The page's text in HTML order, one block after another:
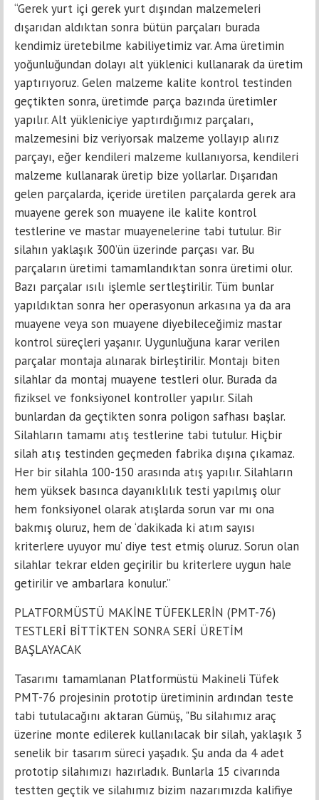
“Gerek yurt içi gerek yurt dışından malzemeleri
dışarıdan aldıktan sonra bütün parçaları burada
kendimiz üretebilme kabiliyetimiz var. Ama üretimin
yoğunluğundan dolayı alt yüklenici kullanarak da üretim
yaptırıyoruz. Gelen malzeme kalite kontrol testinden
geçtikten sonra, üretimde parça bazında üretimler
yapılır. Alt yükleniciye yaptırdığımız parçaları,
malzemesini biz veriyorsak malzeme yollayıp alırız
parçayı, eğer kendileri malzeme kullanıyorsa, kendileri
malzeme kullanarak üretip bize yollarlar. Dışarıdan
gelen parçalarda, içeride üretilen parçalarda gerek ara
muayene gerek son muayene ile kalite kontrol
testlerine ve mastar muayenelerine tabi tutulur. Bir
silahın yaklaşık 300’ün üzerinde parçası var. Bu
parçaların üretimi tamamlandıktan sonra üretimi olur.
Bazı parçalar ısılı işlemle sertleştirilir. Tüm bunlar
yapıldıktan sonra her operasyonun arkasına ya da ara
muayene veya son muayene diyebileceğimiz mastar
kontrol süreçleri yaşanır. Uygunluğuna karar verilen
parçalar montaja alınarak birleştirilir. Montajı biten
silahlar da montaj muayene testleri olur. Burada da
fiziksel ve fonksiyonel kontroller yapılır. Silah
bunlardan da geçtikten sonra poligon safhası başlar.
Silahların tamamı atış testlerine tabi tutulur. Hiçbir
silah atış testinden geçmeden fabrika dışına çıkamaz.
Her bir silahla 100-150 arasında atış yapılır. Silahların
hem yüksek basınca dayanıklılık testi yapılmış olur
hem fonksiyonel olarak atışlarda sorun var mı ona
bakmış oluruz, hem de ‘dakikada ki atım sayısı
kriterlere uyuyor mu’ diye test etmiş oluruz. Sorun olan
silahlar tekrar elden geçirilir bu kriterlere uygun hale
getirilir ve ambarlara konulur.”
PLATFORMÜSTÜ MAKİNE TÜFEKLERİN (PMT-76)
TESTLERİ BİTTİKTEN SONRA SERİ ÜRETİM
BAŞLAYACAK
Tasarımı tamamlanan Platformüstü Makineli Tüfek
PMT-76 projesinin prototip üretiminin ardından teste
tabi tutulacağını aktaran Gümüş, "Bu silahımız araç
üzerine monte edilerek kullanılacak bir silah, yaklaşık 3
senelik bir tasarım süreci yaşadık. Şu anda da 4 adet
prototip silahımızı hazırladık. Bunlarla 15 civarında
testten geçtik ve silahımız bizim nazarımızda kalifiye